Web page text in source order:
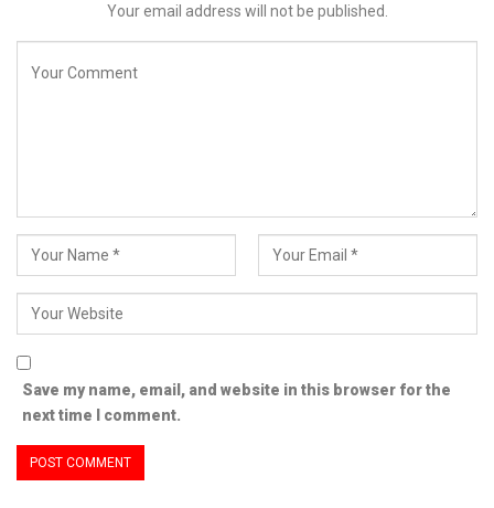
Your email address will not be published.
Save my name, email, and website in this browser for the
next time I comment.